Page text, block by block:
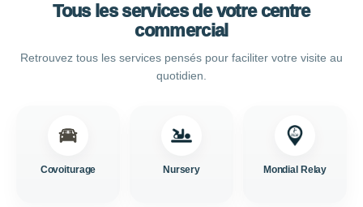
Tous les services de votre centre
commercial
Retrouvez tous les services pensés pour faciliter votre visite au
quotidien.
Covoiturage Nursery Mondial Relay